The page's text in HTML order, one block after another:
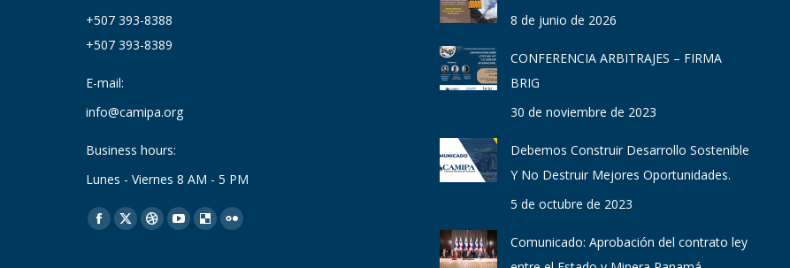
+507 393-8388
+507 393-8389
E-mail:
info@camipa.org
Business hours:
Lunes - Viernes 8 AM - 5 PM
Find us on:
Facebook
X
DribbbleYouTube
Delicious
Flickr
8 de junio de 2026
CONFERENCIA ARBITRAJES – FIRMA
BRIG
30 de noviembre de 2023
Debemos Construir Desarrollo Sostenible
Y No Destruir Mejores Oportunidades.
5 de octubre de 2023
Comunicado: Aprobación del contrato ley